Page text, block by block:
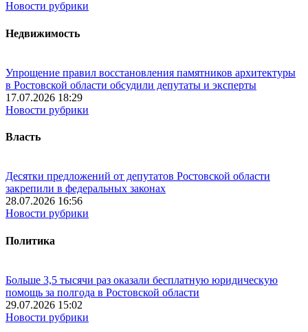
Новости рубрики
Недвижимость
Упрощение правил восстановления памятников архитектуры
в Ростовской области обсудили депутаты и эксперты
17.07.2026 18:29
Новости рубрики
Власть
Десятки предложений от депутатов Ростовской области
закрепили в федеральных законах
28.07.2026 16:56
Новости рубрики
Политика
Больше 3,5 тысячи раз оказали бесплатную юридическую
помощь за полгода в Ростовской области
29.07.2026 15:02
Новости рубрики